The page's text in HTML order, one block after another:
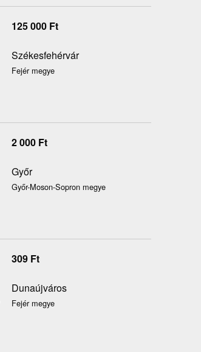
125 000 Ft
Székesfehérvár
Fejér megye
2 000 Ft
Győr
Győr-Moson-Sopron megye
309 Ft
Dunaújváros
Fejér megye